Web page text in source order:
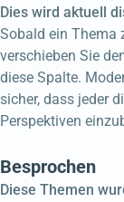
Dies wird aktuell
Sobald ein Thema
verschieben Sie
diese Spalte.
sicher, dass jeder
Perspektiven
Besprochen
Diese Themen